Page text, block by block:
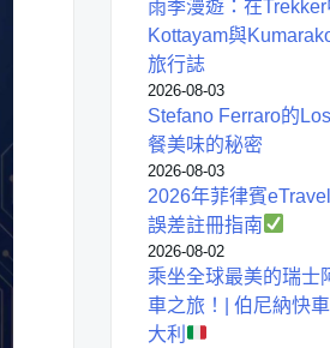
雨季漫遊：在
Kottayam與
旅行誌
2026-08-03
Stefano Ferraro的
餐美味的秘密
2026-08-03
2026年菲律賓
誤差註冊指南
2026-08-02
乘坐全球最美的瑞士
車之旅！| 伯尼納快
大利